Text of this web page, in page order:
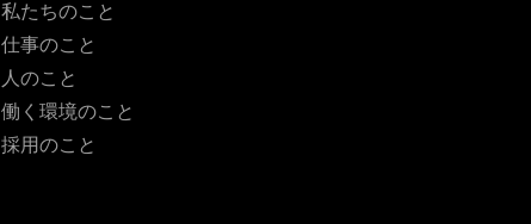
私たちのこと
仕事のこと
人のこと
働く環境のこと
採用のこと